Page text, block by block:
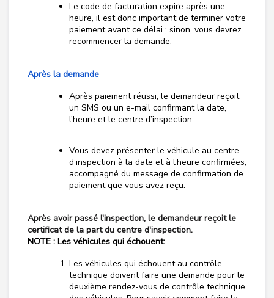
Le code de facturation expire après une
heure, il est donc important de terminer votre
paiement avant ce délai ; sinon, vous devrez
recommencer la demande.
Après la demande
Après paiement réussi, le demandeur reçoit
un SMS ou un e-mail confirmant la date,
l’heure et le centre d’inspection.
Vous devez présenter le véhicule au centre
d’inspection à la date et à l’heure confirmées,
accompagné du message de confirmation de
paiement que vous avez reçu.
Après avoir passé l'inspection, le demandeur reçoit le
certificat de la part du centre d'inspection.
NOTE : Les véhicules qui échouent:
Les véhicules qui échouent au contrôle
technique doivent faire une demande pour le
deuxième rendez-vous de contrôle technique